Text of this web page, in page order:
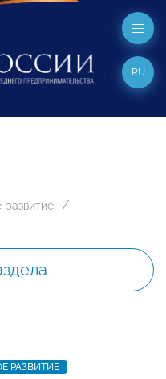
RU
развитие
РАЗВИТИЕ